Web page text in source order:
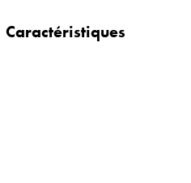
Caractéristiques